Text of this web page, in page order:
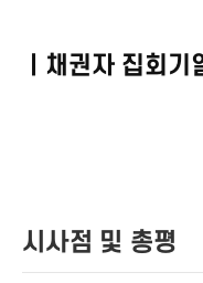
ㅣ채권자 집회
시사점 및 총평